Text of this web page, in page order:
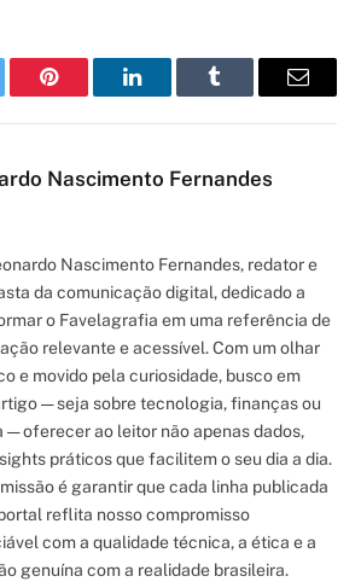
Pinterest LinkedInTumblr Email
Nascimento Fernandes
Nascimento Fernandes, redator e
da comunicação digital, dedicado a
o Favelagrafia em uma referência de
relevante e acessível. Com um olhar
e movido pela curiosidade, busco em
— seja sobre tecnologia, finanças ou
— oferecer ao leitor não apenas dados,
práticos que facilitem o seu dia a dia.
é garantir que cada linha publicada
reflita nosso compromisso
com a qualidade técnica, a ética e a
genuína com a realidade brasileira.